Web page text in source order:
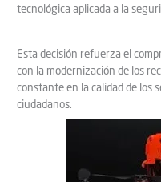
tecnológica aplicada a la
Esta decisión refuerza el
con la modernización de los
constante en la calidad de los
ciudadanos.